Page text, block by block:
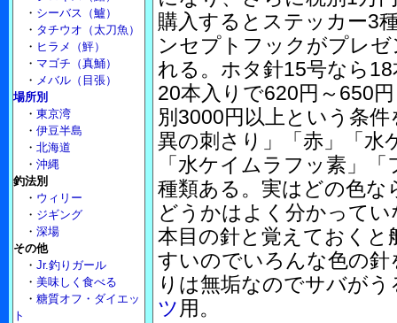
購入するとステッカー3
ンセプトフックがプレ
れる。ホタ針15号なら18
20本入りで620円～650
別3000円以上という条
異の刺さり」「赤」「水
「水ケイムラフッ素」
種類ある。実はどの色
どうかはよく分かって
本目の針と覚えておくと
すいのでいろんな色の
りは無垢なのでサバが
ツ用。
・ シーバス（鱸）
・ タチウオ（太刀魚）
・ ヒラメ（鮃）
・ マゴチ（真鯒）
・ メバル（目張）
場所別
・ 東京湾
・ 伊豆半島
・ 北海道
・ 沖縄
釣法別
・ ウィリー
・ ジギング
・ 深場
その他
・ Jr.釣りガール
・ 美味しく食べる
・ 糖質オフ・ダイエッ
ト